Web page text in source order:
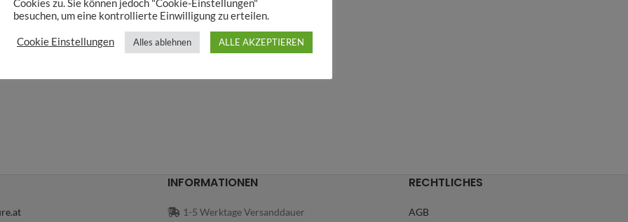
INFORMATIONEN
1-5 Werktage Versanddauer
RECHTLICHES
AGB
Cookies zu. Sie können jedoch "Cookie-Einstellungen"
besuchen, um eine kontrollierte Einwilligung zu erteilen.
Cookie Einstellungen Alles ablehnen ALLE AKZEPTIEREN